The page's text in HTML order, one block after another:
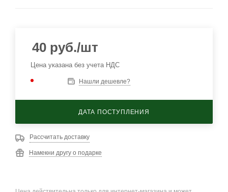
40 руб./шт
Цена указана без учета НДС
Нашли дешевле?
ДАТА ПОСТУПЛЕНИЯ
Рассчитать доставку
Намекни другу о подарке